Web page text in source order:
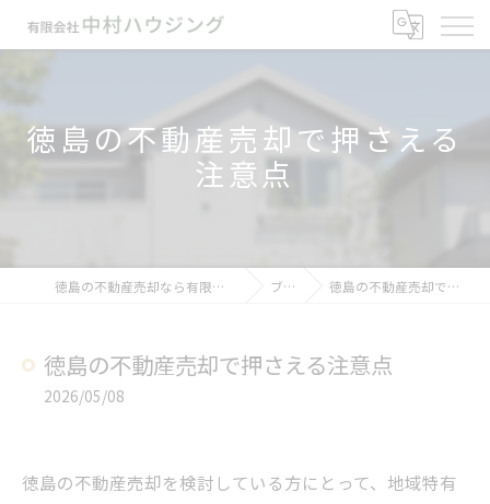
徳島の不動産売却で押さえる
注意点
徳島の不動産売却なら有限会社中村ハウジング ブログ 徳島の不動産売却で押さえる注意点
徳島の不動産売却で押さえる注意点
2026/05/08
徳島の不動産売却を検討している方にとって、地域特有